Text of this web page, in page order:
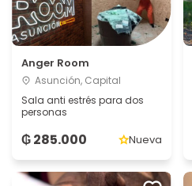
Anger Room
Asunción, Capital
Sala anti estrés para dos
personas
₲ 285.000 Nueva